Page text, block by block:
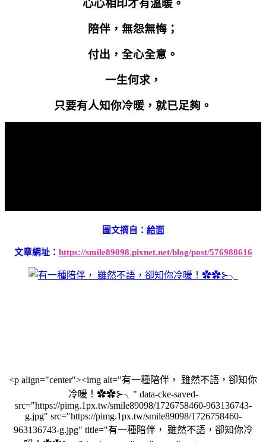
心心相印才有溫暖。
陪伴，無怨無悔；
付出，全心全意。
一生何求，
只要有人知你冷暖，就已足夠。
圖文摘自： 給面
文章網址： https://smile89098.pixnet.net/blog/post/576988616
<p align="center"><img alt="有一種陪伴， 雖然不語，卻知你
冷暖！✿✿⊱╮" data-cke-saved-
src="https://pimg.1px.tw/smile89098/1726758460-963136743-
g.jpg" src="https://pimg.1px.tw/smile89098/1726758460-
963136743-g.jpg" title="有一種陪伴， 雖然不語，卻知你冷